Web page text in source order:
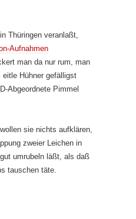
Thüringen veranlaßt,
Aufnahmen
man da nur rum, man
Hühner gefälligst
Abgeordnete Pimmel
sie nichts aufklären,
zweier Leichen in
umrubeln läßt, als daß
tauschen täte.